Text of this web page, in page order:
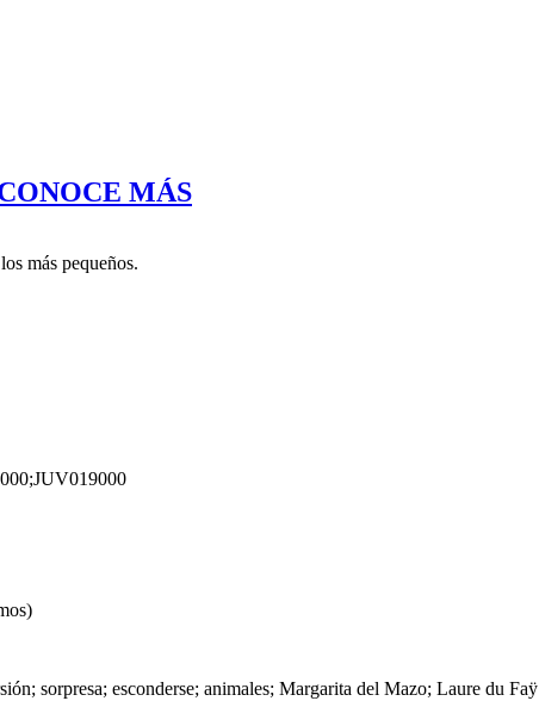
MÁS
más pequeños.
sorpresa; esconderse; animales; Margarita del Mazo; Laure du Faÿ